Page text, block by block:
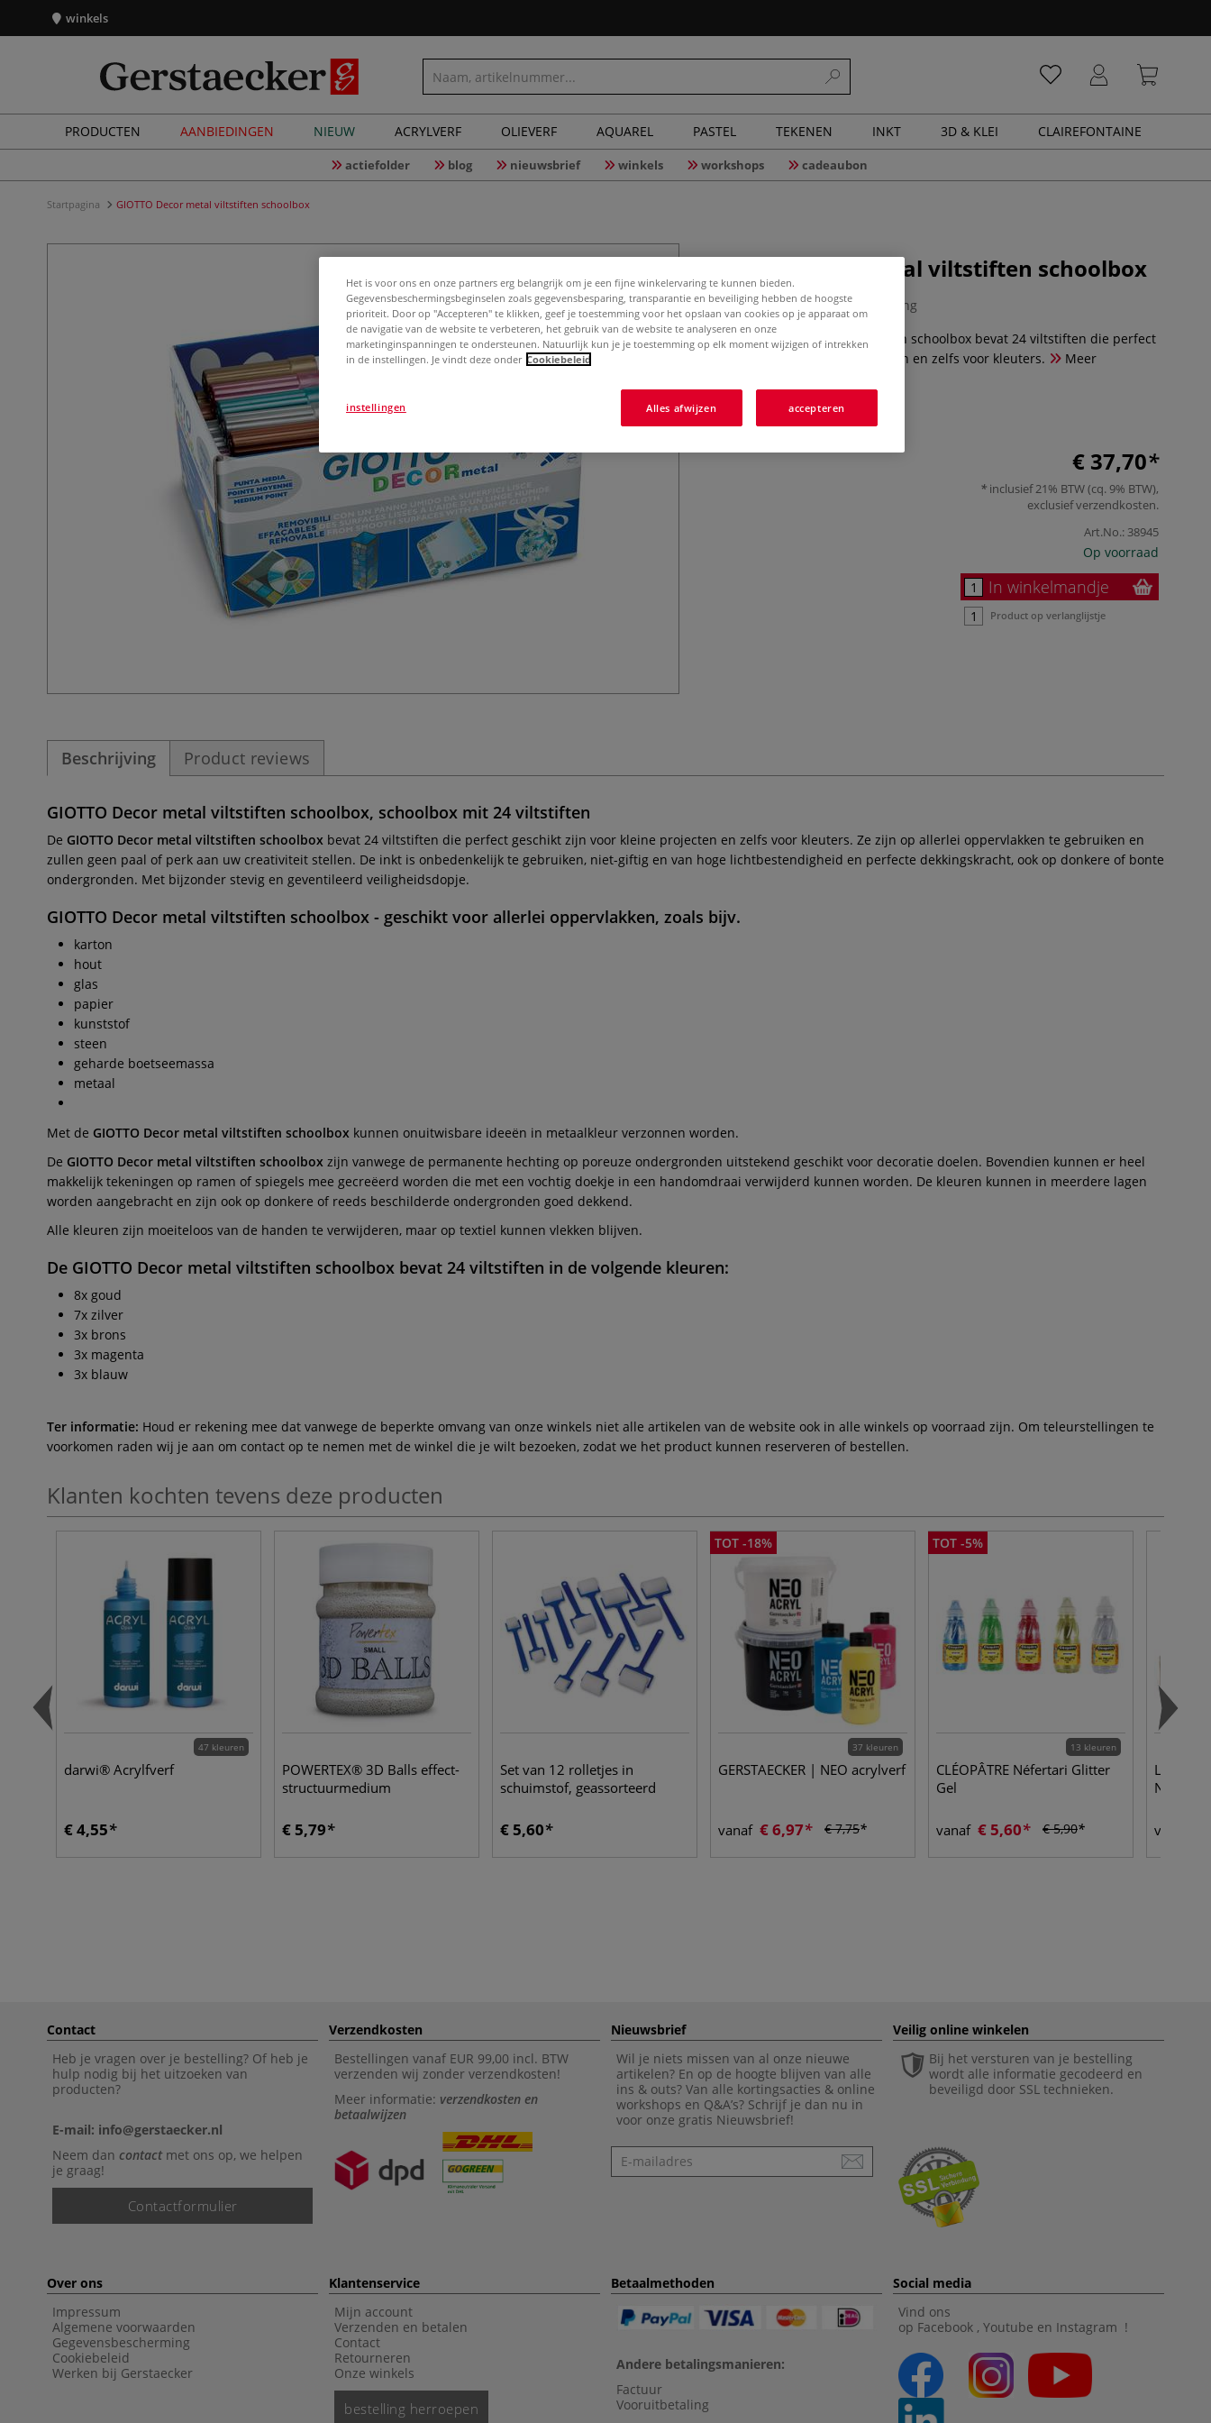
winkels
PRODUCTEN AANBIEDINGEN NIEUW ACRYLVERF OLIEVERF AQUAREL PASTEL TEKENEN INKT 3D & KLEI CLAIREFONTAINE
actiefolder blog nieuwsbrief winkels workshops cadeaubon
Startpagina GIOTTO Decor metal viltstiften schoolbox
GIOTTO Decor metal viltstiften schoolbox
0 Beoordeling
De GIOTTO Decor metal viltstiften schoolbox bevat 24 viltstiften die perfect
geschikt zijn voor kleine projecten en zelfs voor kleuters.
Meer
€ 37,70
inclusief 21% BTW (cq. 9% BTW),
exclusiefverzendkosten.
Art.No.: 38945
Op voorraad
In winkelmandje
Product op verlanglijstje
Beschrijving Product reviews
GIOTTO Decor metal viltstiften schoolbox, schoolbox mit 24 viltstiften
De GIOTTO Decor metal viltstiften schoolbox bevat 24 viltstiften die perfect geschikt zijn voor kleine projecten en zelfs voor kleuters. Ze zijn op allerlei oppervlakken te gebruiken en
zullen geen paal of perk aan uw creativiteit stellen. De inkt is onbedenkelijk te gebruiken, niet-giftig en van hoge lichtbestendigheid en perfecte dekkingskracht, ook op donkere of bonte
ondergronden. Met bijzonder stevig en geventileerd veiligheidsdopje.
GIOTTO Decor metal viltstiften schoolbox - geschikt voor allerlei oppervlakken, zoals bijv.
karton
hout
glas
papier
kunststof
steen
geharde boetseemassa
metaal
Met de GIOTTO Decor metal viltstiften schoolbox kunnen onuitwisbare ideeën in metaalkleur verzonnen worden.
De GIOTTO Decor metal viltstiften schoolbox zijn vanwege de permanente hechting op poreuze ondergronden uitstekend geschikt voor decoratie doelen. Bovendien kunnen er heel
makkelijk tekeningen op ramen of spiegels mee gecreëerd worden die met een vochtig doekje in een handomdraai verwijderd kunnen worden. De kleuren kunnen in meerdere lagen
worden aangebracht en zijn ook op donkere of reeds beschilderde ondergronden goed dekkend.
Alle kleuren zijn moeiteloos van de handen te verwijderen, maar op textiel kunnen vlekken blijven.
De GIOTTO Decor metal viltstiften schoolbox bevat 24 viltstiften in de volgende kleuren:
8x goud
7x zilver
3x brons
3x magenta
3x blauw
Ter informatie: Houd er rekening mee dat vanwege de beperkte omvang van onze winkels niet alle artikelen van de website ook in alle winkels op voorraad zijn. Om teleurstellingen te
voorkomen raden wij je aan om contact op te nemen met de winkel die je wilt bezoeken, zodat we het product kunnen reserveren of bestellen.
Klanten kochten tevens deze producten
47 kleuren
darwi® Acrylfverf
€ 4,55
POWERTEX® 3D Balls effect-
structuurmedium
€ 5,79
Set van 12 rolletjes in
schuimstof, geassorteerd
€ 5,60
TOT -18%
37 kleuren
GERSTAECKER | NEO acrylverf
vanaf € 6,97 € 7,75
TOT -5%
13 kleuren
CLÉOPÂTRE Néfertari Glitter
Gel
vanaf € 5,60 € 5,90
Natural
vanaf
Contact
Heb je vragen over je bestelling? Of heb je
hulp nodig bij het uitzoeken van
producten?
E-mail: info@gerstaecker.nl
Neem dan contactmet ons op, we helpen
je graag!
Contactformulier
Verzendkosten
Bestellingen vanaf EUR 99,00 incl. BTW
verzenden wij zonder verzendkosten!
Meer informatie: verzendkosten en
betaalwijzen
Nieuwsbrief
Wil je niets missen van al onze nieuwe
artikelen? En op de hoogte blijven van alle
ins & outs? Van alle kortingsacties & online
workshops en Q&A’s? Schrijf je dan nu in
voor onze gratis Nieuwsbrief!
Nieuwsbrief
Veilig online winkelen
Bij het versturen van je bestelling
wordt alle informatie gecodeerd en
beveiligd door SSL technieken.
Over ons
Impressum
Algemene voorwaarden
Gegevensbescherming
Cookiebeleid
Werken bij Gerstaecker
Klantenservice
Mijn account
Verzenden en betalen
Contact
Retourneren
Onze winkels
bestelling herroepen
Betaalmethoden
Andere betalingsmanieren:
Factuur
Vooruitbetaling
Social media
Vind ons
op Facebook , Youtube en Instagram !
Het is voor ons en onze partners erg belangrijk om je een fijne winkelervaring te kunnen bieden.
Gegevensbeschermingsbeginselen zoals gegevensbesparing, transparantie en beveiliging hebben de hoogste
prioriteit. Door op "Accepteren" te klikken, geef je toestemming voor het opslaan van cookies op je apparaat om
de navigatie van de website te verbeteren, het gebruik van de website te analyseren en onze
marketinginspanningen te ondersteunen. Natuurlijk kun je je toestemming op elk moment wijzigen of intrekken
in de instellingen. Je vindt deze onder Cookiebeleid
Alles afwijzen accepteren
instellingen